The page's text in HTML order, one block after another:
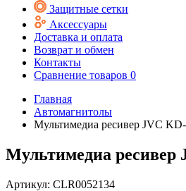
Защитные сетки
Аксессуары
Доставка и оплата
Возврат и обмен
Контакты
Сравнение товаров 0
Главная
Автомагнитолы
Мультимедиа ресивер JVC
Мультимедиа ресивер
Артикул: CLR0052134